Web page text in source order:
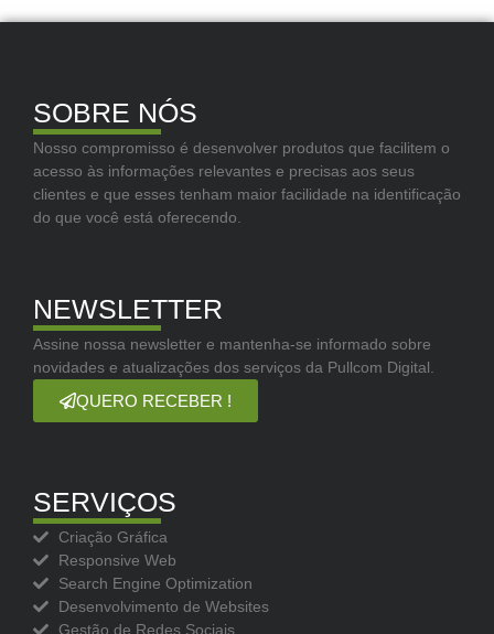
SOBRE NÓS
Nosso compromisso é desenvolver produtos que facilitem o
acesso às informações relevantes e precisas aos seus
clientes e que esses tenham maior facilidade na identificação
do que você está oferecendo.
NEWSLETTER
Assine nossa newsletter e mantenha-se informado sobre
novidades e atualizações dos serviços da Pullcom Digital.
QUERO RECEBER !
SERVIÇOS
Criação Gráfica
Responsive Web
Search Engine Optimization
Desenvolvimento de Websites
Gestão de Redes Sociais